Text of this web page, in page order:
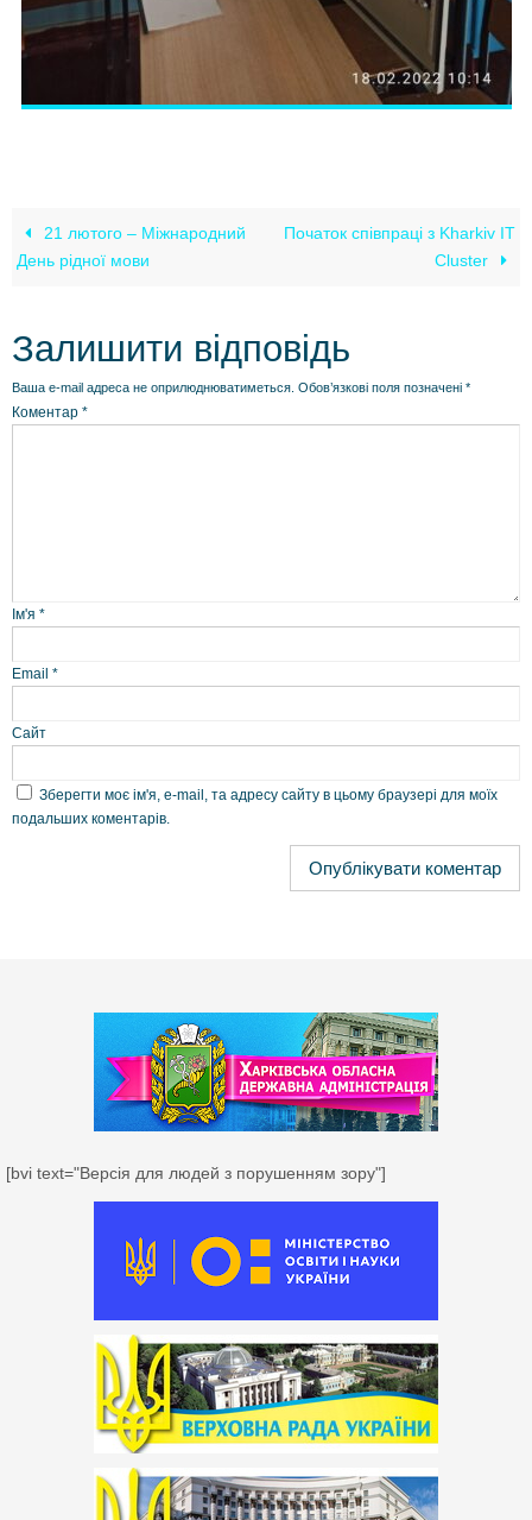
21 лютого – Міжнародний
День рідної мови
Початок співпраці з Kharkiv IT
Cluster
Залишити відповідь
Ваша e-mail адреса не оприлюднюватиметься. Обов’язкові поля позначені *
Коментар *
Ім'я *
Email *
Сайт
Зберегти моє ім'я, e-mail, та адресу сайту в цьому браузері для моїх
подальших коментарів.
[bvi text="Версія для людей з порушенням зору"]